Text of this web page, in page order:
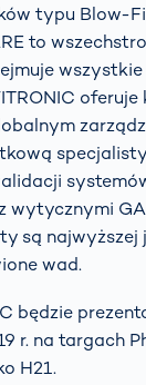
typu Blow-
to
wytycznymi
są najwyższej
wad.
będzie
r. na targach
H21.